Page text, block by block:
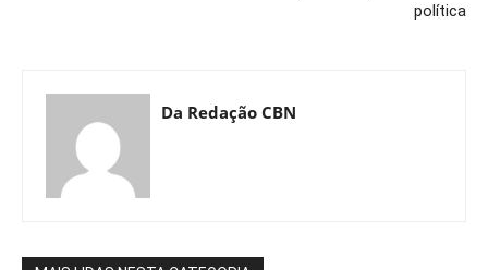
política
Da Redação CBN